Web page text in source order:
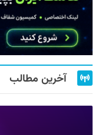
آخرین مطالب